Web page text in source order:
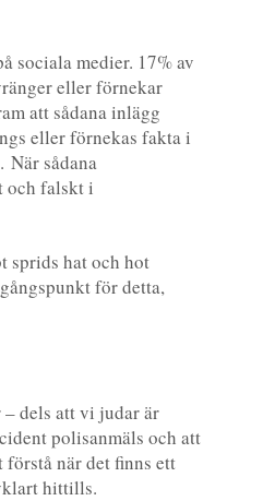
sociala medier. 17% av
eller förnekar
att sådana inlägg
eller förnekas fakta i
När sådana
och falskt i
sprids hat och hot
för detta,
dels att vi judar är
polisanmäls och att
när det finns ett
hittills.